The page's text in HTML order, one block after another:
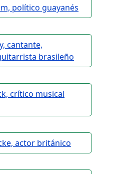
político guayanés
cantante,
brasileño
crítico musical
actor británico